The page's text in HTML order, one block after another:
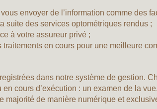
envoyer de l’information comme des
suite des services optométriques rendus ;
à votre assureur privé ;
traitements en cours pour une meilleure
dans notre système de gestion.
cours d’exécution : un examen de la
majorité de manière numérique et